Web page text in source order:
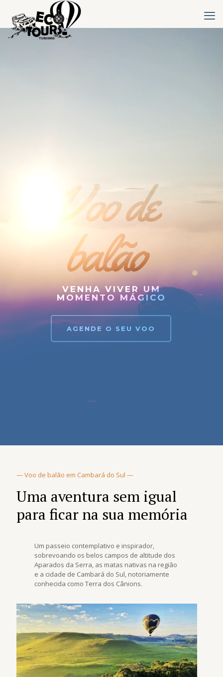
Voo de
balão
VENHA VIVER UM
MOMENTO MÁGICO
AGENDE O SEU VOO
— Voo de balão em Cambará do Sul —
Uma aventura sem igual
para ficar na sua memória
Um passeio contemplativo e inspirador,
sobrevoando os belos campos de altitude dos
Aparados da Serra, as matas nativas na região
e a cidade de Cambará do Sul, notoriamente
conhecida como Terra dos Cânions.